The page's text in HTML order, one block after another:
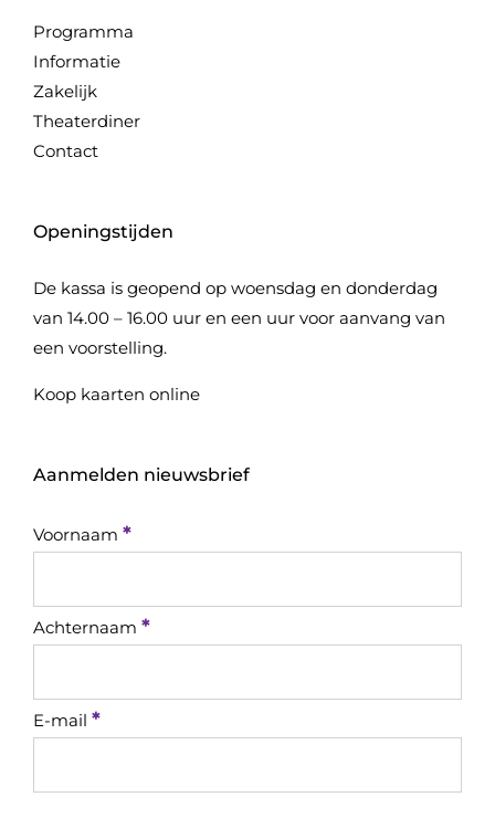
Programma
Informatie
Zakelijk
Theaterdiner
Contact
Openingstijden
De kassa is geopend op woensdag en donderdag
van 14.00 – 16.00 uur en een uur voor aanvang van
een voorstelling.
Koop kaarten online
Aanmelden nieuwsbrief
Voornaam *
Achternaam *
E-mail *